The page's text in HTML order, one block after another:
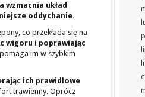
układ
oddychanie.
co przekłada się na
wigoru i poprawiając
im w szybkim
ich prawidłowe
trawienny. Oprócz